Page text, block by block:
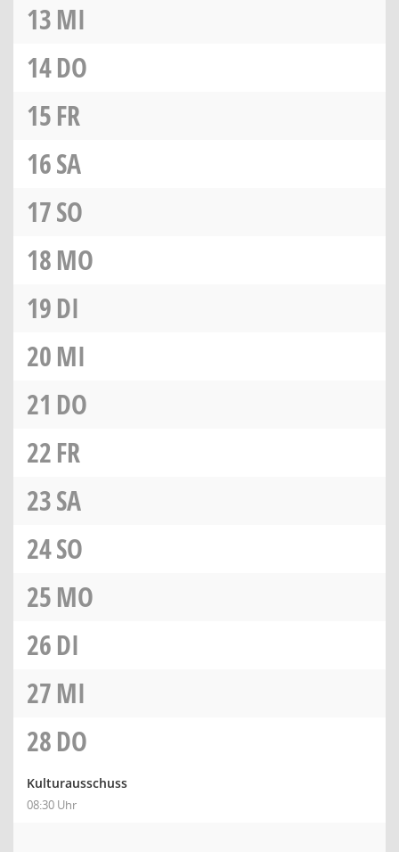
13MI
14DO
15FR
16SA
17SO
18MO
19DI
20MI
21 DO
22FR
23SA
24SO
25MO
26DI
27MI
28DO
Kulturausschuss
08:30 Uhr